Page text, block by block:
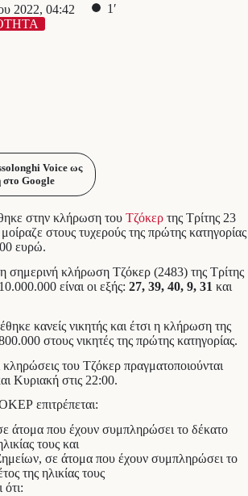
2022, 04:42
1′
Voice ως
στο Google
στην κλήρωση του Τζόκερ της Τρίτης 23
στους τυχερούς της πρώτης κατηγορίας
ευρώ.
σημερινή κλήρωση Τζόκερ (2483) της Τρίτης
είναι οι εξής: 27, 39, 40, 9, 31 και
κανείς νικητής και έτσι η κλήρωση της
στους νικητές της πρώτης κατηγορίας.
του Τζόκερ πραγματοποιούνται
Κυριακή στις 22:00.
επιτρέπεται:
άτομα που έχουν συμπληρώσει το δέκατο
τους και
σε άτομα που έχουν συμπληρώσει το
της ηλικίας τους
ότι: